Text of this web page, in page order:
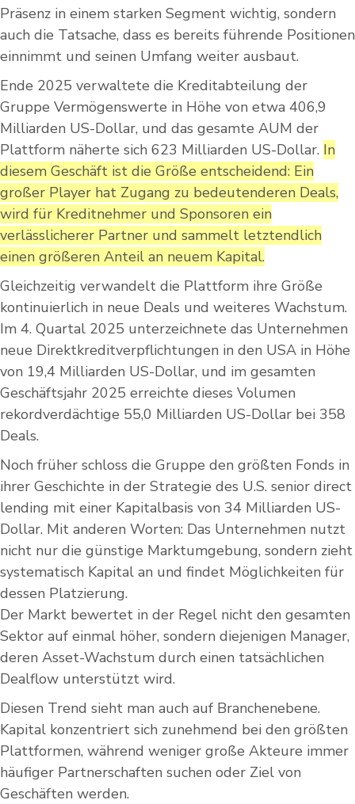
Präsenz in einem starken Segment wichtig, sondern
auch die Tatsache, dass es bereits führende Positionen
einnimmt und seinen Umfang weiter ausbaut.
Ende 2025 verwaltete die Kreditabteilung der
Gruppe Vermögenswerte in Höhe von etwa 406,9
Milliarden US-Dollar, und das gesamte AUM der
Plattform näherte sich 623 Milliarden US-Dollar. In
diesem Geschäft ist die Größe entscheidend: Ein
großer Player hat Zugang zu bedeutenderen Deals,
wird für Kreditnehmer und Sponsoren ein
verlässlicherer Partner und sammelt letztendlich
einen größeren Anteil an neuem Kapital.
Gleichzeitig verwandelt die Plattform ihre Größe
kontinuierlich in neue Deals und weiteres Wachstum.
Im 4. Quartal 2025 unterzeichnete das Unternehmen
neue Direktkreditverpflichtungen in den USA in Höhe
von 19,4 Milliarden US-Dollar, und im gesamten
Geschäftsjahr 2025 erreichte dieses Volumen
rekordverdächtige 55,0 Milliarden US-Dollar bei 358
Deals.
Noch früher schloss die Gruppe den größten Fonds in
ihrer Geschichte in der Strategie des U.S. senior direct
lending mit einer Kapitalbasis von 34 Milliarden US-
Dollar. Mit anderen Worten: Das Unternehmen nutzt
nicht nur die günstige Marktumgebung, sondern zieht
systematisch Kapital an und findet Möglichkeiten für
dessen Platzierung.
Der Markt bewertet in der Regel nicht den gesamten
Sektor auf einmal höher, sondern diejenigen Manager,
deren Asset-Wachstum durch einen tatsächlichen
Dealflow unterstützt wird.
Diesen Trend sieht man auch auf Branchenebene.
Kapital konzentriert sich zunehmend bei den größten
Plattformen, während weniger große Akteure immer
häufiger Partnerschaften suchen oder Ziel von
Geschäften werden.